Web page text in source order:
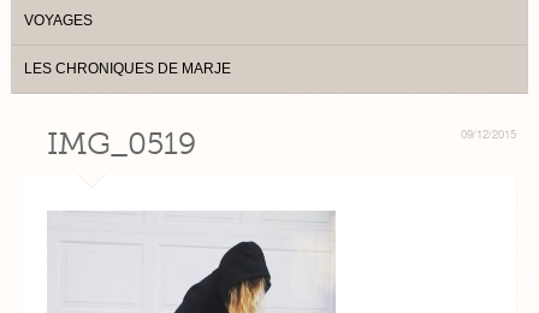
VOYAGES
LES CHRONIQUES DE MARJE
09/12/2015
IMG_0519